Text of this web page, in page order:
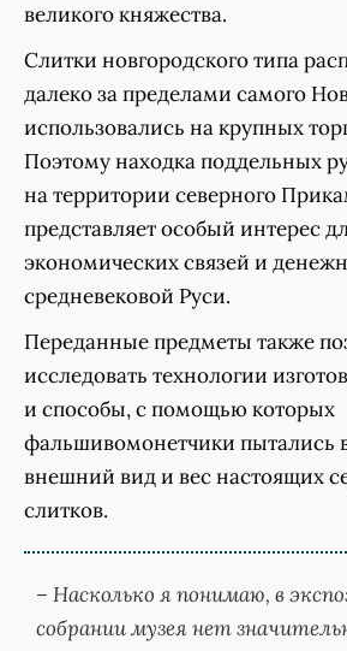
великого княжества.
Слитки новгородского типа
далеко за пределами самого
использовались на крупных
Поэтому находка поддельных
на территории северного
представляет особый интерес
экономических связей и
средневековой Руси.
Переданные предметы также
исследовать технологии
и способы, с помощью которых
фальшивомонетчики пытались
внешний вид и вес настоящих
слитков.
– Насколько я понимаю, в
собрании музея нет